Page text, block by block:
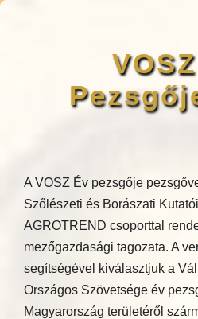
A VOSZ Év pezsgője
Szőlészeti és Borászati
AGROTREND csoporttal
mezőgazdasági tagozata. A
segítségével kiválasztjuk a
Országos Szövetsége év
Magyarország területéről